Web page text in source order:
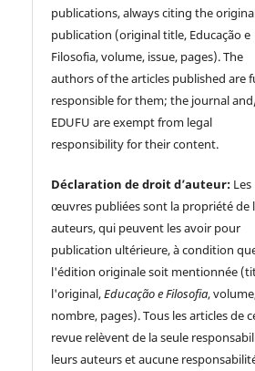
publications, always citing the
publication (original title, Educação e
Filosofia, volume, issue, pages). The
authors of the articles published are
responsible for them; the journal
EDUFU are exempt from legal
responsibility for their content.
Déclaration de droit d’auteur: Les
œuvres publiées sont la propriété de
auteurs, qui peuvent les avoir pour
publication ultérieure, à condition
l'édition originale soit mentionnée
l'original,Educação e Filosofia,
nombre, pages). Tous les articles de
revue relèvent de la seule
leurs auteurs et aucune